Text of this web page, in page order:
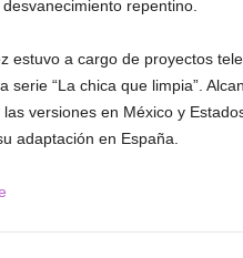
repentino.
estuvo a cargo de proyectos
serie “La chica que limpia”.
las versiones en México y
adaptación en España.